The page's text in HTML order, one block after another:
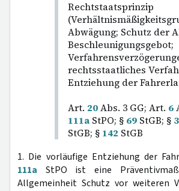
Rechtstaatsprinzip
Abwägung; Schutz der
Beschleunigungsgebot;
rechtsstaatliches
Entziehung der
Art. 20Abs. 3 GG; Art. 6
111a StPO; § 69 StGB; §
StGB; § 142 StGB
1. Die vorläufige Entziehung der
111a StPO ist eine
Allgemeinheit Schutz vor weiteren